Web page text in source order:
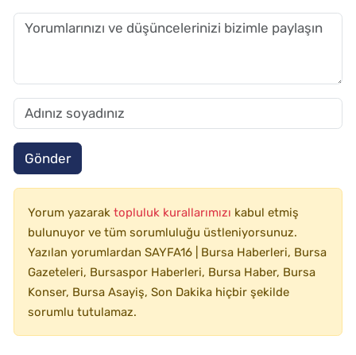
Gönder
Yorum yazarak topluluk kurallarımızı kabul etmiş
bulunuyor ve tüm sorumluluğu üstleniyorsunuz.
Yazılan yorumlardan SAYFA16 | Bursa Haberleri, Bursa
Gazeteleri, Bursaspor Haberleri, Bursa Haber, Bursa
Konser, Bursa Asayiş, Son Dakika hiçbir şekilde
sorumlu tutulamaz.